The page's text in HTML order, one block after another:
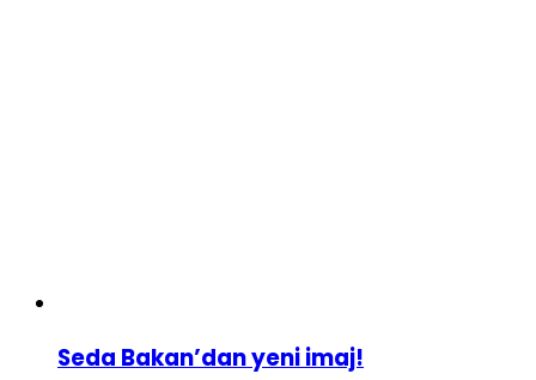
Seda Bakan’dan yeni imaj!